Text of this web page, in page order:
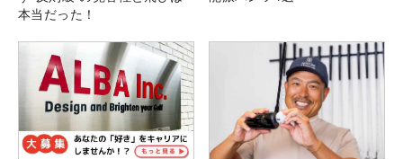
本当だった！